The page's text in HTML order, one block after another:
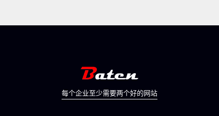
每个企业至少需要两个好的网站